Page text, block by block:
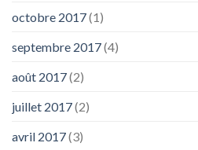
octobre 2017(1)
septembre 2017(4)
août 2017(2)
juillet 2017(2)
avril 2017(3)